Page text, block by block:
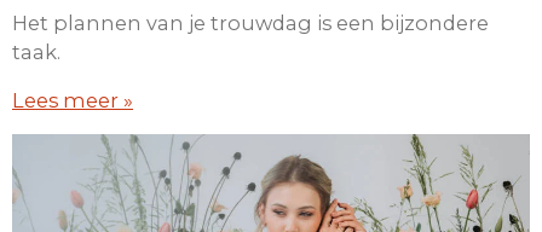
Het plannen van je trouwdag is een bijzondere
taak.
Lees meer »